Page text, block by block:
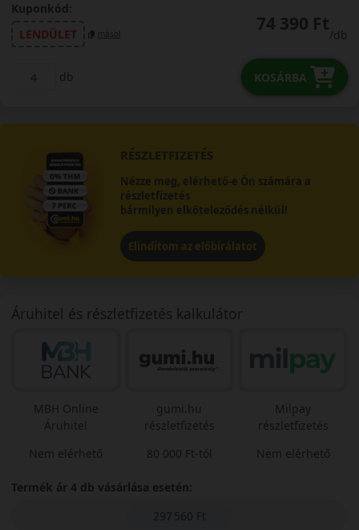
Kuponkód:
LENDÜLET
másol 74 390 Ft
/db
db KOSÁRBA
RÉSZLETFIZETÉS
Nézze meg, elérhető-e Ön számára a
részletfizetés
bármilyen elköteleződés nélkül!
Elindítom az előbírálatot
Áruhitel és részletfizetés kalkulátor
MBH Online
Áruhitel
Nem elérhető
gumi.hu
részletfizetés
80 000 Ft-tól
Milpay
részletfizetés
Nem elérhető
Termék ár 4 db vásárlása esetén:
297 560 Ft